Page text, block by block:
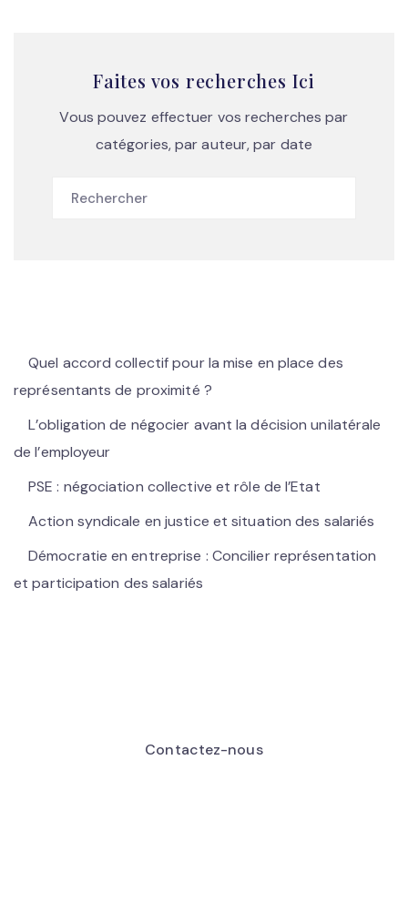
Faites vos recherches Ici
Vous pouvez effectuer vos recherches par
catégories, par auteur, par date
Quel accord collectif pour la mise en place des
représentants de proximité ?
L’obligation de négocier avant la décision unilatérale
de l’employeur
PSE : négociation collective et rôle de l’Etat
Action syndicale en justice et situation des salariés
Démocratie en entreprise : Concilier représentation
et participation des salariés
Contactez-nous